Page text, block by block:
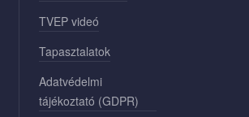
TVEP videó
Tapasztalatok
Adatvédelmi
tájékoztató (GDPR)